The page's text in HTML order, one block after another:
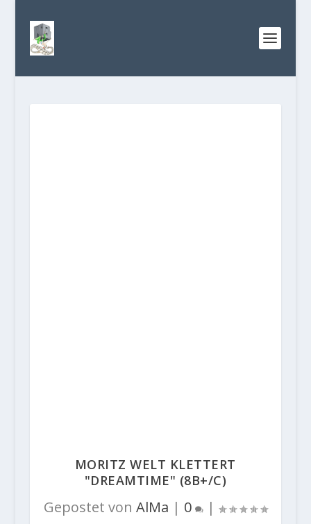
MORITZ WELT KLETTERT
"DREAMTIME" (8B+/C)
Gepostet von AlMa | 0 |